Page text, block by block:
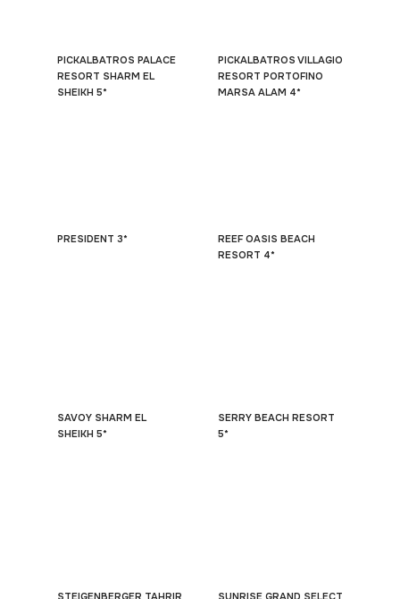
PICKALBATROS PALACE
RESORT SHARM EL
SHEIKH 5*
PICKALBATROS VILLAGIO
RESORT PORTOFINO
MARSA ALAM 4*
PRESIDENT 3*
REEF OASIS BEACH
RESORT 4*
SAVOY SHARM EL
SHEIKH 5*
SERRY BEACH RESORT
5*
STEIGENBERGER TAHRIR SUNRISE GRAND SELECT